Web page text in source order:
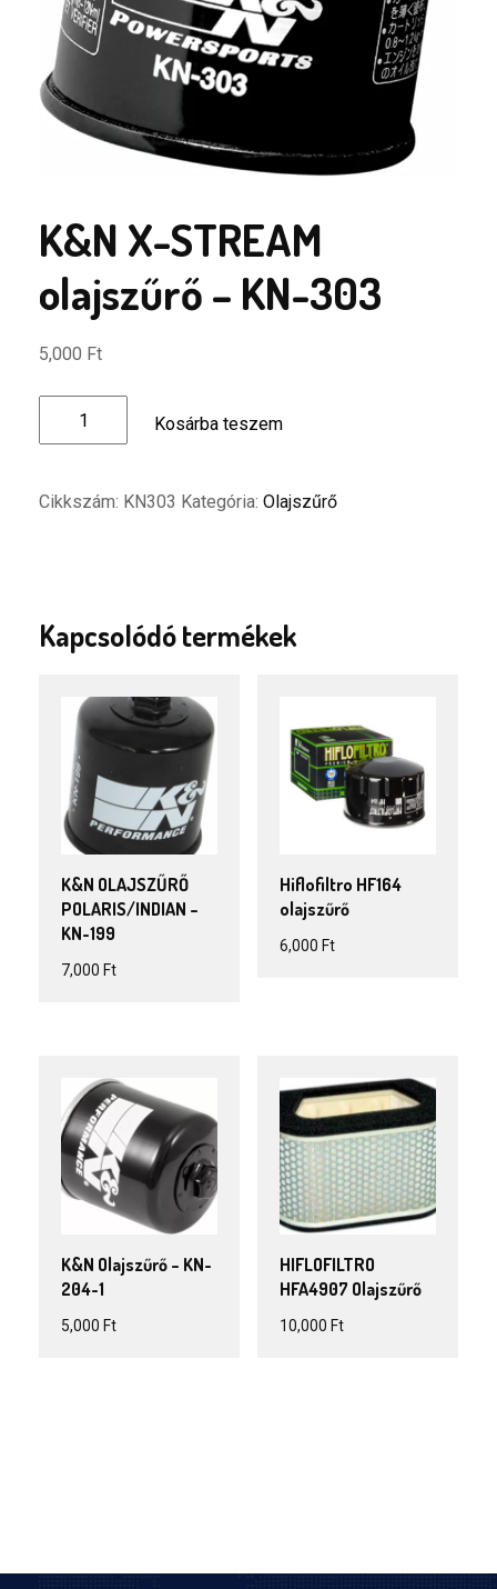
K&N X-STREAM
olajszűrő – KN-303
5,000 Ft
-
Kosárba teszem
Cikkszám: KN303 Kategória: Olajszűrő
Kapcsolódó termékek
K&N OLAJSZŰRŐ
POLARIS/INDIAN –
KN-199
7,000 Ft
Hiflofiltro HF164
olajszűrő
6,000 Ft
K&N Olajszűrő – KN-
204-1
5,000 Ft
HIFLOFILTRO
HFA4907 Olajszűrő
10,000 Ft